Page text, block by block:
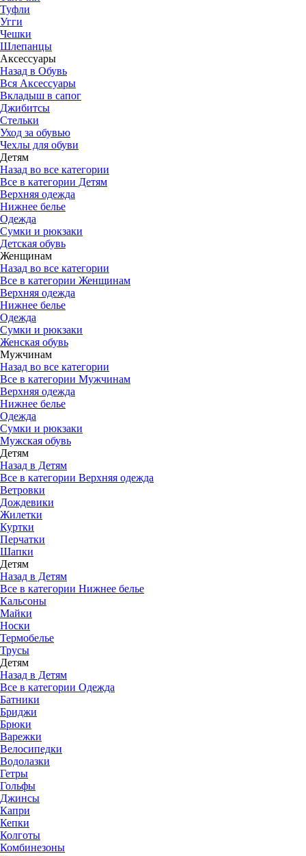
Туфли
Угги
Чешки
Шлепанцы
Аксессуары
Назад в Обувь
Вся Аксессуары
Вкладыш в сапог
Джибитсы
Стельки
Уход за обувью
Чехлы для обуви
Детям
Назад во все категории
Все в категории Детям
Верхняя одежда
Нижнее белье
Одежда
Сумки и рюкзаки
Детская обувь
Женщинам
Назад во все категории
Все в категории Женщинам
Верхняя одежда
Нижнее белье
Одежда
Сумки и рюкзаки
Женская обувь
Мужчинам
Назад во все категории
Все в категории Мужчинам
Верхняя одежда
Нижнее белье
Одежда
Сумки и рюкзаки
Мужская обувь
Детям
Назад в Детям
Все в категории Верхняя одежда
Ветровки
Дождевики
Жилетки
Куртки
Перчатки
Шапки
Детям
Назад в Детям
Все в категории Нижнее белье
Кальсоны
Майки
Носки
Термобелье
Трусы
Детям
Назад в Детям
Все в категории Одежда
Батники
Бриджи
Брюки
Варежки
Велосипедки
Водолазки
Гетры
Гольфы
Джинсы
Капри
Кепки
Колготы
Комбинезоны